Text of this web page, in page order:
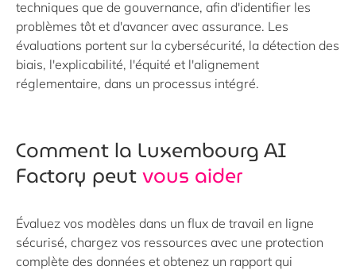
techniques que de gouvernance, afin d'identifier les
problèmes tôt et d'avancer avec assurance. Les
évaluations portent sur la cybersécurité, la détection des
biais, l'explicabilité, l'équité et l'alignement
réglementaire, dans un processus intégré.
Comment la Luxembourg AI
Factory peutvous aider
Évaluez vos modèles dans un flux de travail en ligne
sécurisé, chargez vos ressources avec une protection
complète des données et obtenez un rapport qui